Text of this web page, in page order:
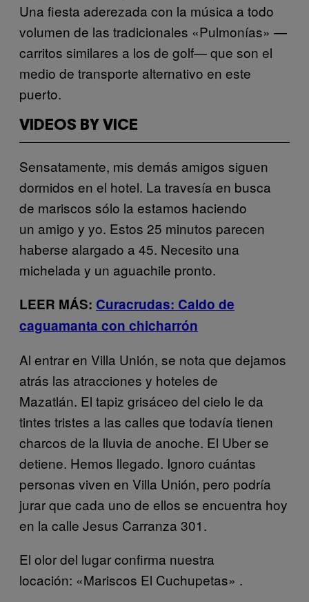
Una fiesta aderezada con la música a todo
volumen de las tradicionales «Pulmonías» —
carritos similares a los de golf— que son el
medio de transporte alternativo en este
puerto.
VIDEOS BY VICE
Sensatamente, mis demás amigos siguen
dormidos en el hotel. La travesía en busca
de mariscos sólo la estamos haciendo
un amigo y yo. Estos 25 minutos parecen
haberse alargado a 45. Necesito una
michelada y un aguachile pronto.
LEER MÁS: Curacrudas: Caldo de
caguamanta con chicharrón
Al entrar en Villa Unión, se nota que dejamos
atrás las atracciones y hoteles de
Mazatlán. El tapiz grisáceo del cielo le da
tintes tristes a las calles que todavía tienen
charcos de la lluvia de anoche. El Uber se
detiene. Hemos llegado. Ignoro cuántas
personas viven en Villa Unión, pero podría
jurar que cada uno de ellos se encuentra hoy
en la calle Jesus Carranza 301.
El olor del lugar confirma nuestra
locación: «Mariscos El Cuchupetas» .